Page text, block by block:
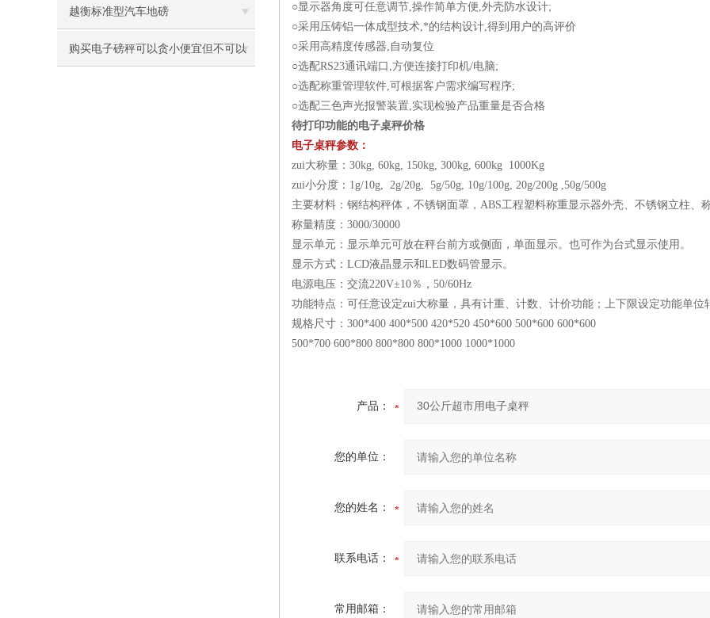
越衡标准型汽车地磅
购买电子磅秤可以贪小便宜但不可以
○显示器角度可任意调节,操作简单方便,外壳防水设计;
○采用压铸铝一体成型技术,*的结构设计,得到用户的高评价
○采用高精度传感器,自动复位
○选配RS23通讯端口,方便连接打印机/电脑;
○选配称重管理软件,可根据客户需求编写程序;
○选配三色声光报警装置,实现检验产品重量是否合格
待打印功能的电子桌秤价格
电子桌秤参数：
zui大称量：30kg, 60kg, 150kg, 300kg, 600kg 1000Kg
zui小分度：1g/10g, 2g/20g, 5g/50g, 10g/100g, 20g/200g ,50g/500g
主要材料：钢结构秤体，不锈钢面罩，ABS工程塑料称重显示器外壳、不锈钢立柱、
称量精度：3000/30000
显示单元：显示单元可放在秤台前方或侧面，单面显示。也可作为台式显示使用。
显示方式：LCD液晶显示和LED数码管显示。
电源电压：交流220V±10％，50/60Hz
功能特点：可任意设定zui大称量，具有计重、计数、计价功能；上下限设定功能单
规格尺寸：300*400 400*500 420*520 450*600 500*600 600*600
500*700 600*800 800*800 800*1000 1000*1000
产品：
您的单位：
您的姓名：
联系电话：
常用邮箱：